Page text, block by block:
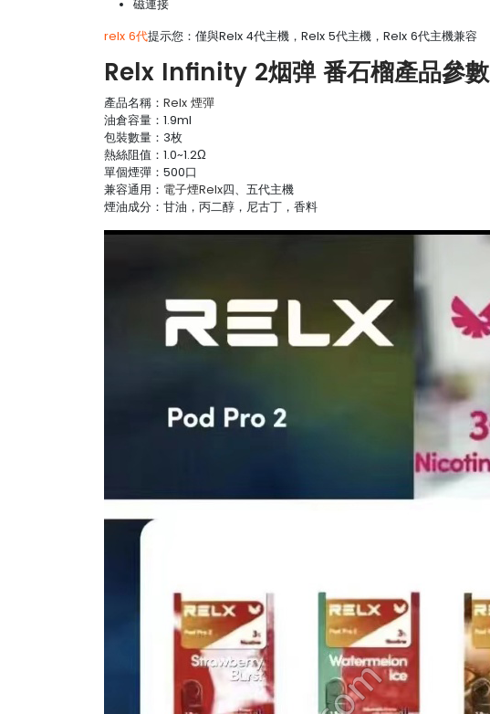
磁連接
relx 6代提示您：僅與Relx 4代主機，Relx 5代主機，Relx 6代主機兼容
Relx Infinity 2烟弹 番石榴產品參數
產品名稱： Relx 煙彈
油倉容量：1.9ml
包裝數量：3枚
熱絲阻值：1.0~1.2Ω
單個煙彈：500口
兼容通用： 電子煙Relx四、五代主機
煙油成分：甘油，丙二醇，尼古丁，香料